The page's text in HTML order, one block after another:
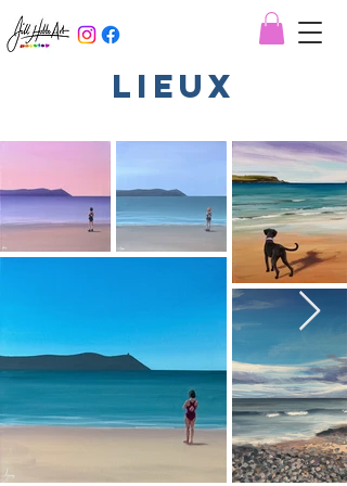
Lieux